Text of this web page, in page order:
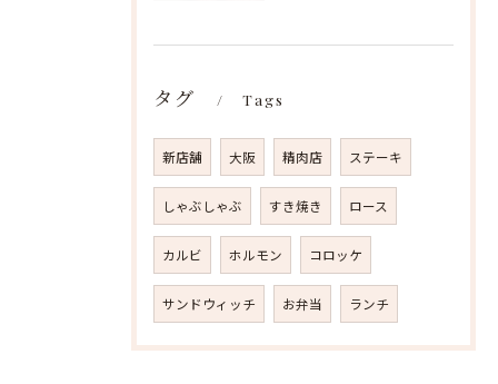
タグ Tags
新店舗 大阪 精肉店 ステーキ
しゃぶしゃぶ すき焼き ロース
カルビ ホルモン コロッケ
サンドウィッチ お弁当 ランチ